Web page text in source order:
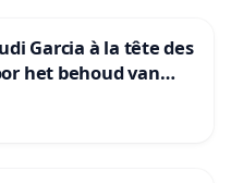
Garcia à la tête des
het behoud van